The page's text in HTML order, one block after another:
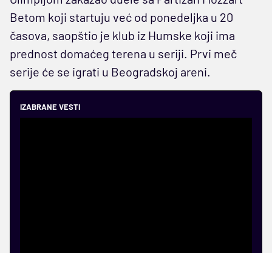
Betom koji startuju već od ponedeljka u 20
časova, saopštio je klub iz Humske koji ima
prednost domaćeg terena u seriji. Prvi meč
serije će se igrati u Beogradskoj areni.
IZABRANE VESTI